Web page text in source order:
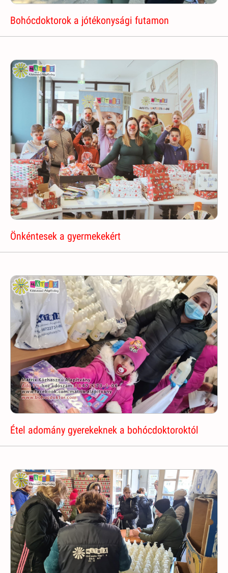
Bohócdoktorok a jótékonysági futamon
Önkéntesek a gyermekekért
Étel adomány gyerekeknek a bohócdoktoroktól